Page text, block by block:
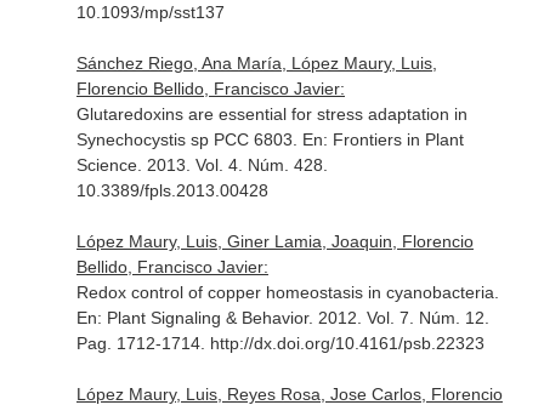
10.1093/mp/sst137
Sánchez Riego, Ana María, López Maury, Luis,
Florencio Bellido, Francisco Javier:
Glutaredoxins are essential for stress adaptation in
Synechocystis sp PCC 6803. En: Frontiers in Plant
Science. 2013. Vol. 4. Núm. 428.
10.3389/fpls.2013.00428
López Maury, Luis, Giner Lamia, Joaquin, Florencio
Bellido, Francisco Javier:
Redox control of copper homeostasis in cyanobacteria.
En: Plant Signaling & Behavior. 2012. Vol. 7. Núm. 12.
Pag. 1712-1714. http://dx.doi.org/10.4161/psb.22323
López Maury, Luis, Reyes Rosa, Jose Carlos, Florencio